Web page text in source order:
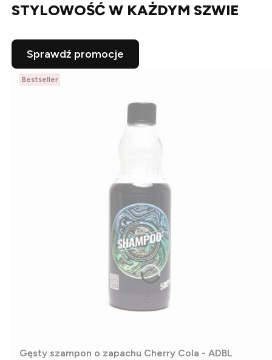
STYLOWOŚĆ W KAŻDYM SZWIE
Sprawdź promocje
Bestseller
Gęsty szampon o zapachu Cherry Cola - ADBL